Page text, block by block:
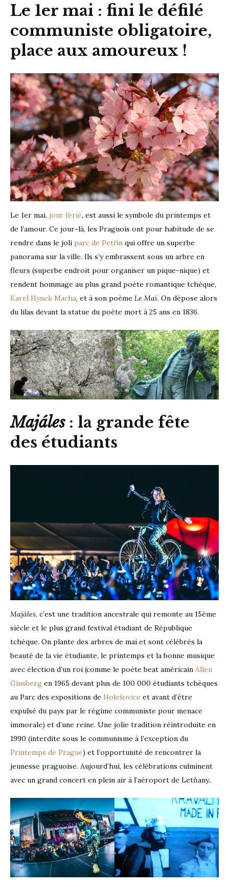
Le 1er mai : fini le défilé
communiste obligatoire,
place aux amoureux !
Le 1er mai, jour férié, est aussi le symbole du printemps et
de l’amour. Ce jour-là, les Praguois ont pour habitude de se
rendre dans le joli parc de Petřín qui offre un superbe
panorama sur la ville. Ils s’y embrassent sous un arbre en
fleurs (superbe endroit pour organiser un pique-nique) et
rendent hommage au plus grand poète romantique tchèque,
Karel Hynek Macha, et à son poème Le Mai. On dépose alors
du lilas devant la statue du poète mort à 25 ans en 1836.
Majáles : la grande fête
des étudiants
Majáles, c’est une tradition ancestrale qui remonte au 15ème
siècle et le plus grand festival étudiant de République
tchèque. On plante des arbres de mai et sont célébrés la
beauté de la vie étudiante, le printemps et la bonne musique
avec élection d’un roi (comme le poète beat américain Allen
Ginsberg en 1965 devant plus de 100 000 étudiants tchèques
au Parc des expositions de Holešovice et avant d’être
expulsé du pays par le régime communiste pour menace
immorale) et d’une reine. Une jolie tradition réintroduite en
1990 (interdite sous le communisme à l’exception du
Printemps de Prague) et l’opportunité de rencontrer la
jeunesse praguoise. Aujourd’hui, les célébrations culminent
avec un grand concert en plein air à l’aéroport de Letňany..